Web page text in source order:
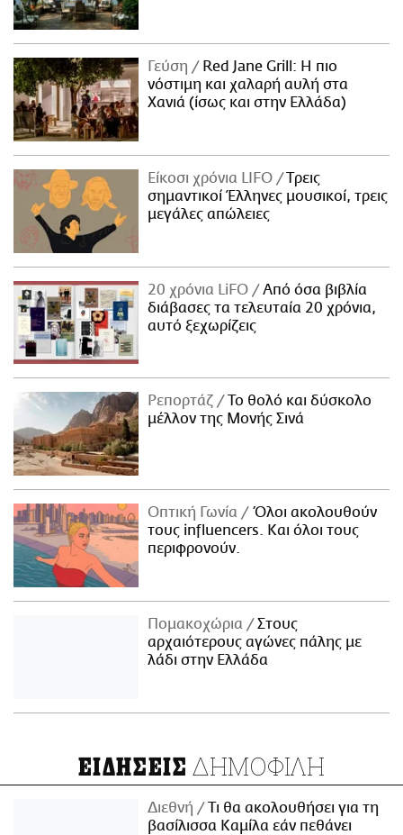
Γεύση
Red Jane Grill: Η πιο
νόστιμη και χαλαρή αυλή στα
Χανιά (ίσως και στην Ελλάδα)
Είκοσι χρόνια LIFO
Tρεις
σημαντικοί Έλληνες μουσικοί, τρεις
μεγάλες απώλειες
20 χρόνια LiFO
Από όσα βιβλία
διάβασες τα τελευταία 20 χρόνια,
αυτό ξεχωρίζεις
Ρεπορτάζ
Το θολό και δύσκολο
μέλλον της Μονής Σινά
Οπτική Γωνία
Όλοι ακολουθούν
τους influencers. Και όλοι τους
περιφρονούν.
Πομακοχώρια
Στους
αρχαιότερους αγώνες πάλης με
λάδι στην Ελλάδα
ΕΙΔΗΣΕΙΣ ΔΗΜΟΦΙΛΗ
Διεθνή
Τι θα ακολουθήσει για τη
βασίλισσα Καμίλα εάν πεθάνει